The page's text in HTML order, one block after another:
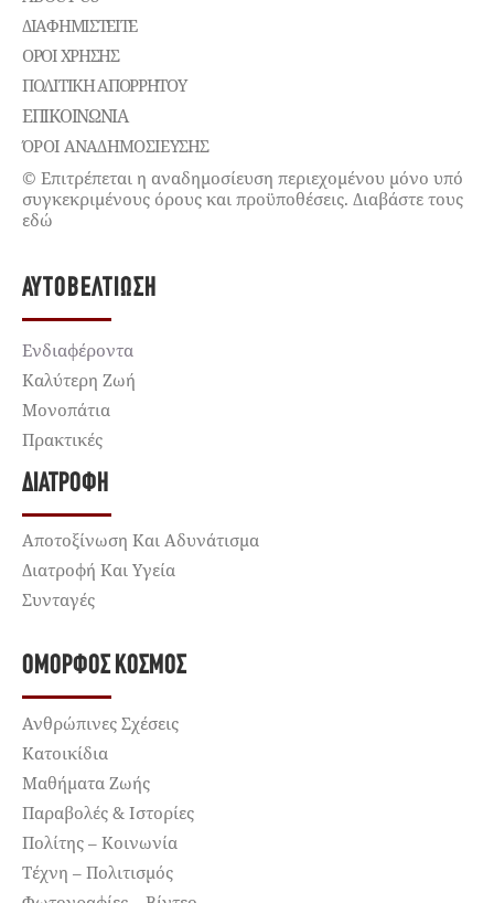
ΔΙΑΦΗΜΙΣΤΕΊΤΕ
ΌΡΟΙ ΧΡΉΣΗΣ
ΠΟΛΙΤΙΚΉ ΑΠΟΡΡΉΤΟΥ
ΕΠΙΚΟΙΝΩΝΊΑ
ΌΡΟΙ ΑΝΑΔΗΜΟΣΙΕΥΣΗΣ
© Επιτρέπεται η αναδημοσίευση περιεχομένου μόνο υπό
συγκεκριμένους όρους και προϋποθέσεις. Διαβάστε τους
εδώ
ΑΥΤΟΒΕΛΤΊΩΣΗ
Ενδιαφέροντα
Καλύτερη Ζωή
Μονοπάτια
Πρακτικές
ΔΙΑΤΡΟΦΉ
Αποτοξίνωση Και Αδυνάτισμα
Διατροφή Και Υγεία
Συνταγές
ΌΜΟΡΦΟΣ ΚΌΣΜΟΣ
Ανθρώπινες Σχέσεις
Κατοικίδια
Μαθήματα Ζωής
Παραβολές & Ιστορίες
Πολίτης – Κοινωνία
Τέχνη – Πολιτισμός